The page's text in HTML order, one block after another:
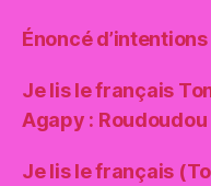
Énoncé
Je lis le français
Agapy : Roudoudou
Je lis le français